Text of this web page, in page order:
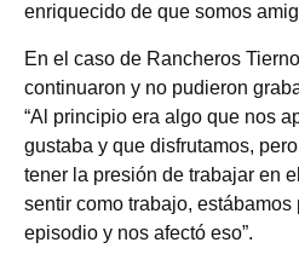
enriquecido de que somos
En el caso de Rancheros
continuaron y no pudieron
“Al principio era algo que nos
gustaba y que disfrutamos,
tener la presión de trabajar en
sentir como trabajo, estábamos
episodio y nos afectó eso”.